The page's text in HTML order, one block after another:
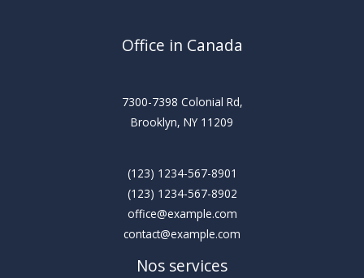
Office in Canada
7300-7398 Colonial Rd,
Brooklyn, NY 11209
(123) 1234-567-8901
(123) 1234-567-8902
office@example.com
contact@example.com
Nos services